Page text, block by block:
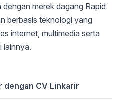
merek dagang Rapid
berbasis teknologi yang
internet, multimedia serta
lainnya.
dengan CV Linkarir